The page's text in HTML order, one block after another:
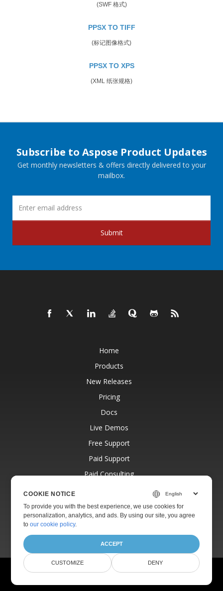
(SWF 格式)
PPSX TO TIFF
(标记图像格式)
PPSX TO XPS
(XML 纸张规格)
Subscribe to Aspose Product Updates
Get monthly newsletters & offers directly delivered to your
mailbox.
Submit
Home
Products
New Releases
Pricing
Docs
Live Demos
Free Support
Paid Support
Paid Consulting
Websites
About
© Aspose Pty Ltd 2001-2026.
COOKIE NOTICE
To provide you with the best experience, we use cookies for
personalization, analytics, and ads. By using our site, you agree
toour cookie policy.
ACCEPT
CUSTOMIZE DENY